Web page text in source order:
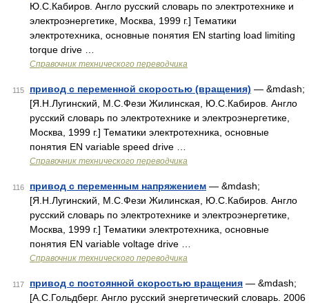
Ю.С.Кабиров. Англо русский словарь по электротехнике и
электроэнергетике, Москва, 1999 г.] Тематики
электротехника, основные понятия EN starting load limiting
torque drive …
Справочник технического переводчика
115 привод с переменной скоростью (вращения) — &mdash;
[Я.Н.Лугинский, М.С.Фези Жилинская, Ю.С.Кабиров. Англо
русский словарь по электротехнике и электроэнергетике,
Москва, 1999 г.] Тематики электротехника, основные
понятия EN variable speed drive …
Справочник технического переводчика
116 привод с переменным напряжением — &mdash;
[Я.Н.Лугинский, М.С.Фези Жилинская, Ю.С.Кабиров. Англо
русский словарь по электротехнике и электроэнергетике,
Москва, 1999 г.] Тематики электротехника, основные
понятия EN variable voltage drive …
Справочник технического переводчика
117 привод с постоянной скоростью вращения — &mdash;
[А.С.Гольдберг. Англо русский энергетический словарь. 2006